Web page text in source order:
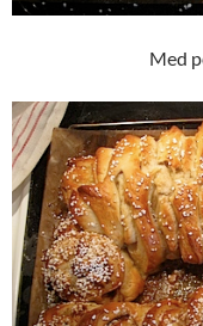
Med